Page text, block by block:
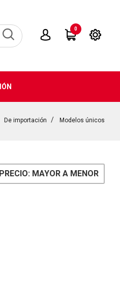
0
De importación Modelos únicos
MAYOR A MENOR